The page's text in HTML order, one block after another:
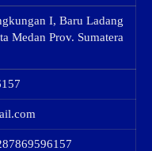
I, Baru Ladang
Medan Prov. Sumatera